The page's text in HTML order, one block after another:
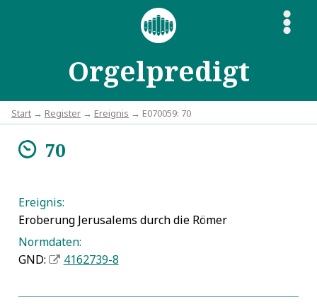
Orgelpredigt
S
Start → Register → Ereignis → E070059: 70
m70
Ereignis:
Eroberung Jerusalems durch die Römer
Normdaten:
GND:
4162739-8